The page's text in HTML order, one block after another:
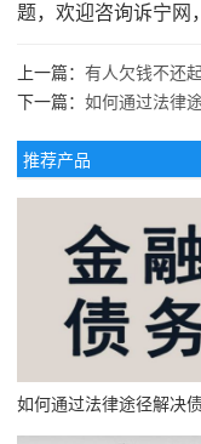
题，欢迎咨询诉宁网
上一篇： 有人欠钱不还
下一篇： 如何通过法律
推荐产品